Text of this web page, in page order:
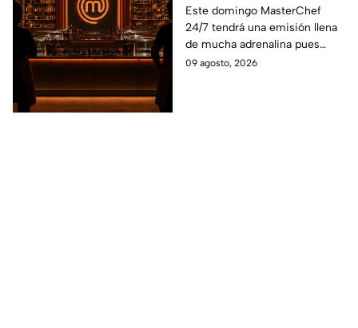
9 de agosto 2026?
Este domingo MasterChef
24/7 tendrá una emisión llena
de mucha adrenalina pues
ningún cocinero quiero irse ya
09 agosto, 2026